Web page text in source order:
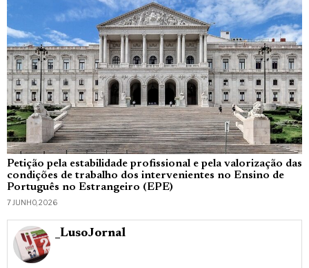
Petição pela estabilidade profissional e pela valorização das
condições de trabalho dos intervenientes no Ensino de
Português no Estrangeiro (EPE)
7 JUNHO, 2026
_LusoJornal